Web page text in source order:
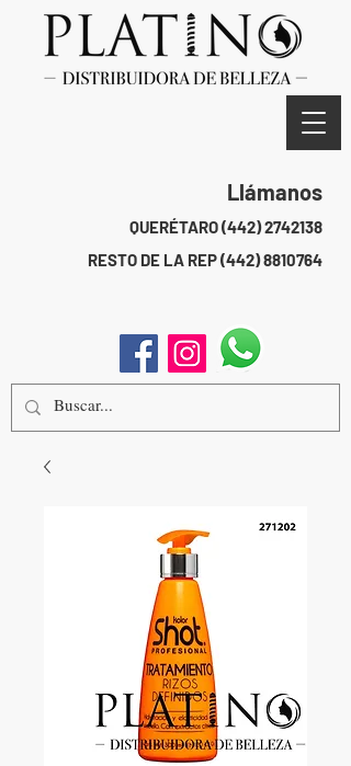
Llámanos
QUERÉTARO(442) 2742138
RESTO DE LA REP(442) 8810764